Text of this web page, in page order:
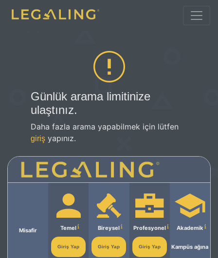
Günlük arama limitinize
ulaştınız.
Daha fazla arama yapabilmek için lütfen
giriş yapınız.
Misafir Temel
Giriş Yap
Bireysel
Giriş Yap
Profesyonel
Giriş Yap
Akademik
Kampüs ağına